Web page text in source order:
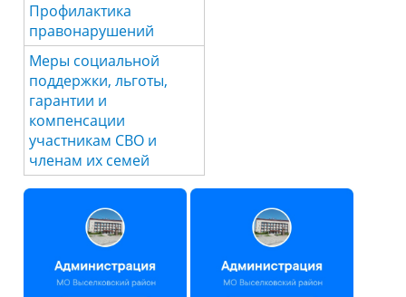
Профилактика
правонарушений
Меры социальной
поддержки, льготы,
гарантии и
компенсации
участникам СВО и
членам их семей